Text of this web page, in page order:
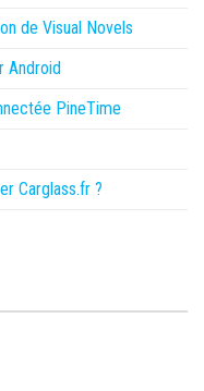
de Visual Novels
Android
PineTime
Carglass.fr ?